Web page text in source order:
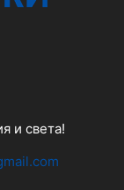
и света!